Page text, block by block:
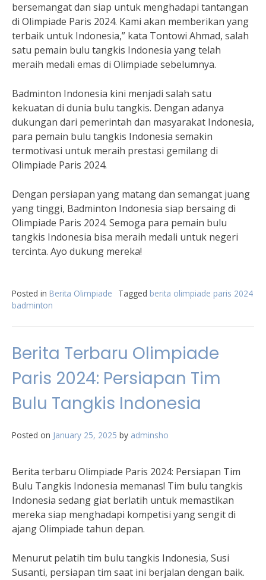
bersemangat dan siap untuk menghadapi tantangan
di Olimpiade Paris 2024. Kami akan memberikan yang
terbaik untuk Indonesia,” kata Tontowi Ahmad, salah
satu pemain bulu tangkis Indonesia yang telah
meraih medali emas di Olimpiade sebelumnya.
Badminton Indonesia kini menjadi salah satu
kekuatan di dunia bulu tangkis. Dengan adanya
dukungan dari pemerintah dan masyarakat Indonesia,
para pemain bulu tangkis Indonesia semakin
termotivasi untuk meraih prestasi gemilang di
Olimpiade Paris 2024.
Dengan persiapan yang matang dan semangat juang
yang tinggi, Badminton Indonesia siap bersaing di
Olimpiade Paris 2024. Semoga para pemain bulu
tangkis Indonesia bisa meraih medali untuk negeri
tercinta. Ayo dukung mereka!
Posted in Berita Olimpiade Tagged berita olimpiade paris 2024
badminton
Berita Terbaru Olimpiade
Paris 2024: Persiapan Tim
Bulu Tangkis Indonesia
Posted on January 25, 2025 by adminsho
Berita terbaru Olimpiade Paris 2024: Persiapan Tim
Bulu Tangkis Indonesia memanas! Tim bulu tangkis
Indonesia sedang giat berlatih untuk memastikan
mereka siap menghadapi kompetisi yang sengit di
ajang Olimpiade tahun depan.
Menurut pelatih tim bulu tangkis Indonesia, Susi
Susanti, persiapan tim saat ini berjalan dengan baik.